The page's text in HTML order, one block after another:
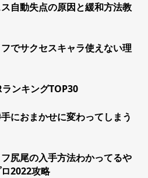
自動失点の原因と緩和方法教
でサクセスキャラ使えない理
ンキングTOP30
におまかせに変わってしまう
尻尾の入手方法わかってるや
2022攻略